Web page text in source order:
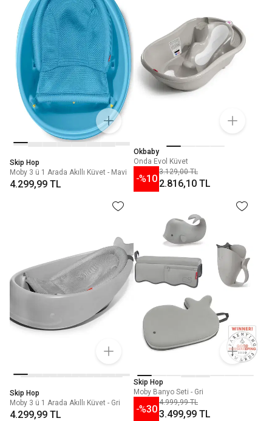
Skip Hop
Moby 3 ü 1 Arada Akıllı Küvet - Mavi
4.299,99 TL
Okbaby
Onda Evol Küvet
-%10
3.129,00 TL
2.816,10 TL
Skip Hop
Moby 3 ü 1 Arada Akıllı Küvet - Gri
4.299,99 TL
Skip Hop
Moby Banyo Seti - Gri
-%30
4.999,99 TL
3.499,99 TL